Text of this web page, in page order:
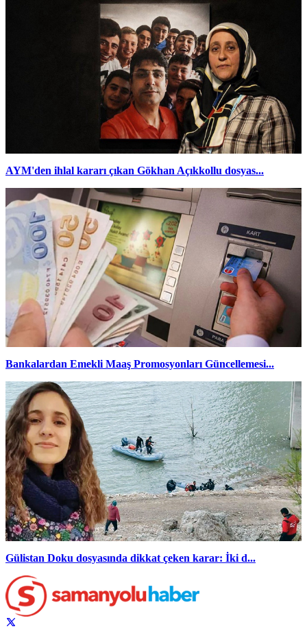
AYM'den ihlal kararı çıkan Gökhan Açıkkollu dosyas...
Bankalardan Emekli Maaş Promosyonları Güncellemesi...
Gülistan Doku dosyasında dikkat çeken karar: İki d...